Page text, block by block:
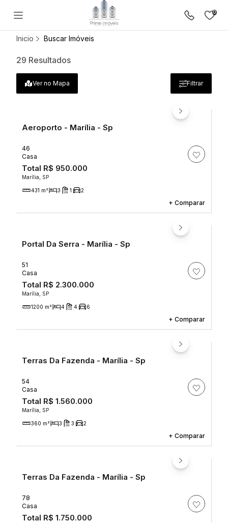
0
Resultado: Para o bairro
Lançamentos
Comprar
Anuncie seu imóvel
Sobre a Prime Imóveis
Inicio Buscar Imóveis
29 Resultados
Ver no Mapa Filtrar
Aeroporto - Marília - Sp
46
Casa
Total R$ 950.000
Marília, SP
431 m² 3 1 2
+ Comparar
Portal Da Serra - Marília - Sp
51
Casa
Total R$ 2.300.000
Marília, SP
1200 m² 4 4 6
+ Comparar
Terras Da Fazenda - Marília - Sp
54
Casa
Total R$ 1.560.000
Marília, SP
360 m² 3 3 2
+ Comparar
Terras Da Fazenda - Marília - Sp
78
Casa
Total R$ 1.750.000